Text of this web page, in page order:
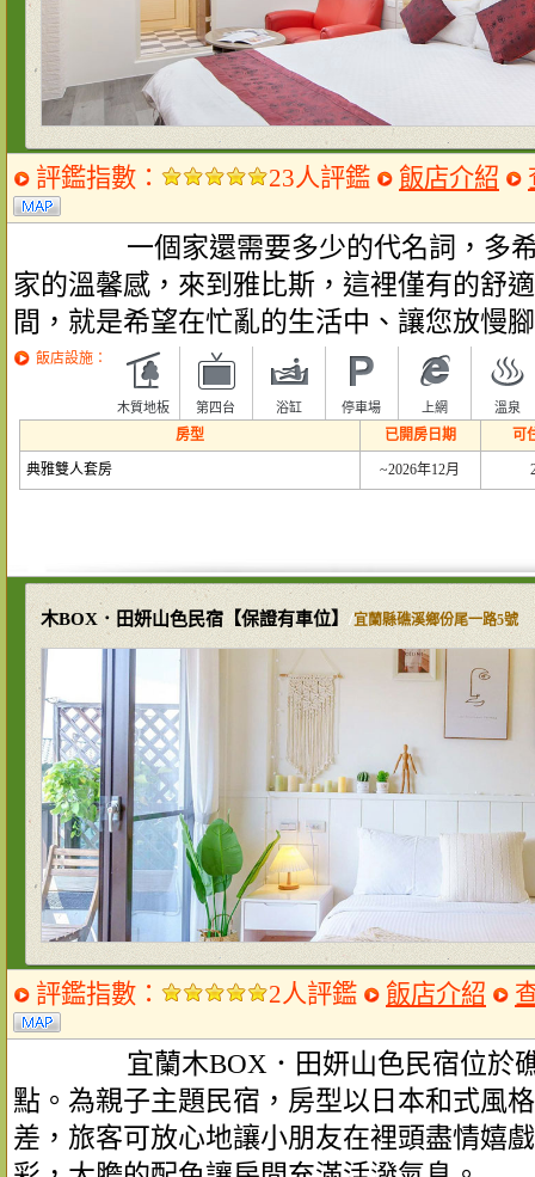
評鑑指數： 23人評鑑 飯店介紹
一個家還需要多少的代名詞，多希
家的溫馨感，來到雅比斯，這裡僅有的舒
間，就是希望在忙亂的生活中、讓您放慢
飯店設施：
木質地板 第四台 浴缸 停車場 上網 溫泉
房型 已開房日期 可
典雅雙人套房 ~2026年12月
木BOX．田妍山色民宿【保證有車位】 /宜蘭縣礁溪鄉份尾一路5號
評鑑指數： 2人評鑑 飯店介紹
宜蘭木BOX．田妍山色民宿位於礁
點。為親子主題民宿，房型以日本和式風
差，旅客可放心地讓小朋友在裡頭盡情嬉